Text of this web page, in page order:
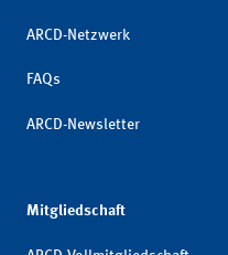
ARCD-Netzwerk
FAQs
ARCD-Newsletter
Mitgliedschaft